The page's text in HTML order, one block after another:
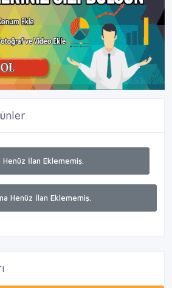
Henüz İlan Eklememiş.
Henüz İlan Eklememiş.